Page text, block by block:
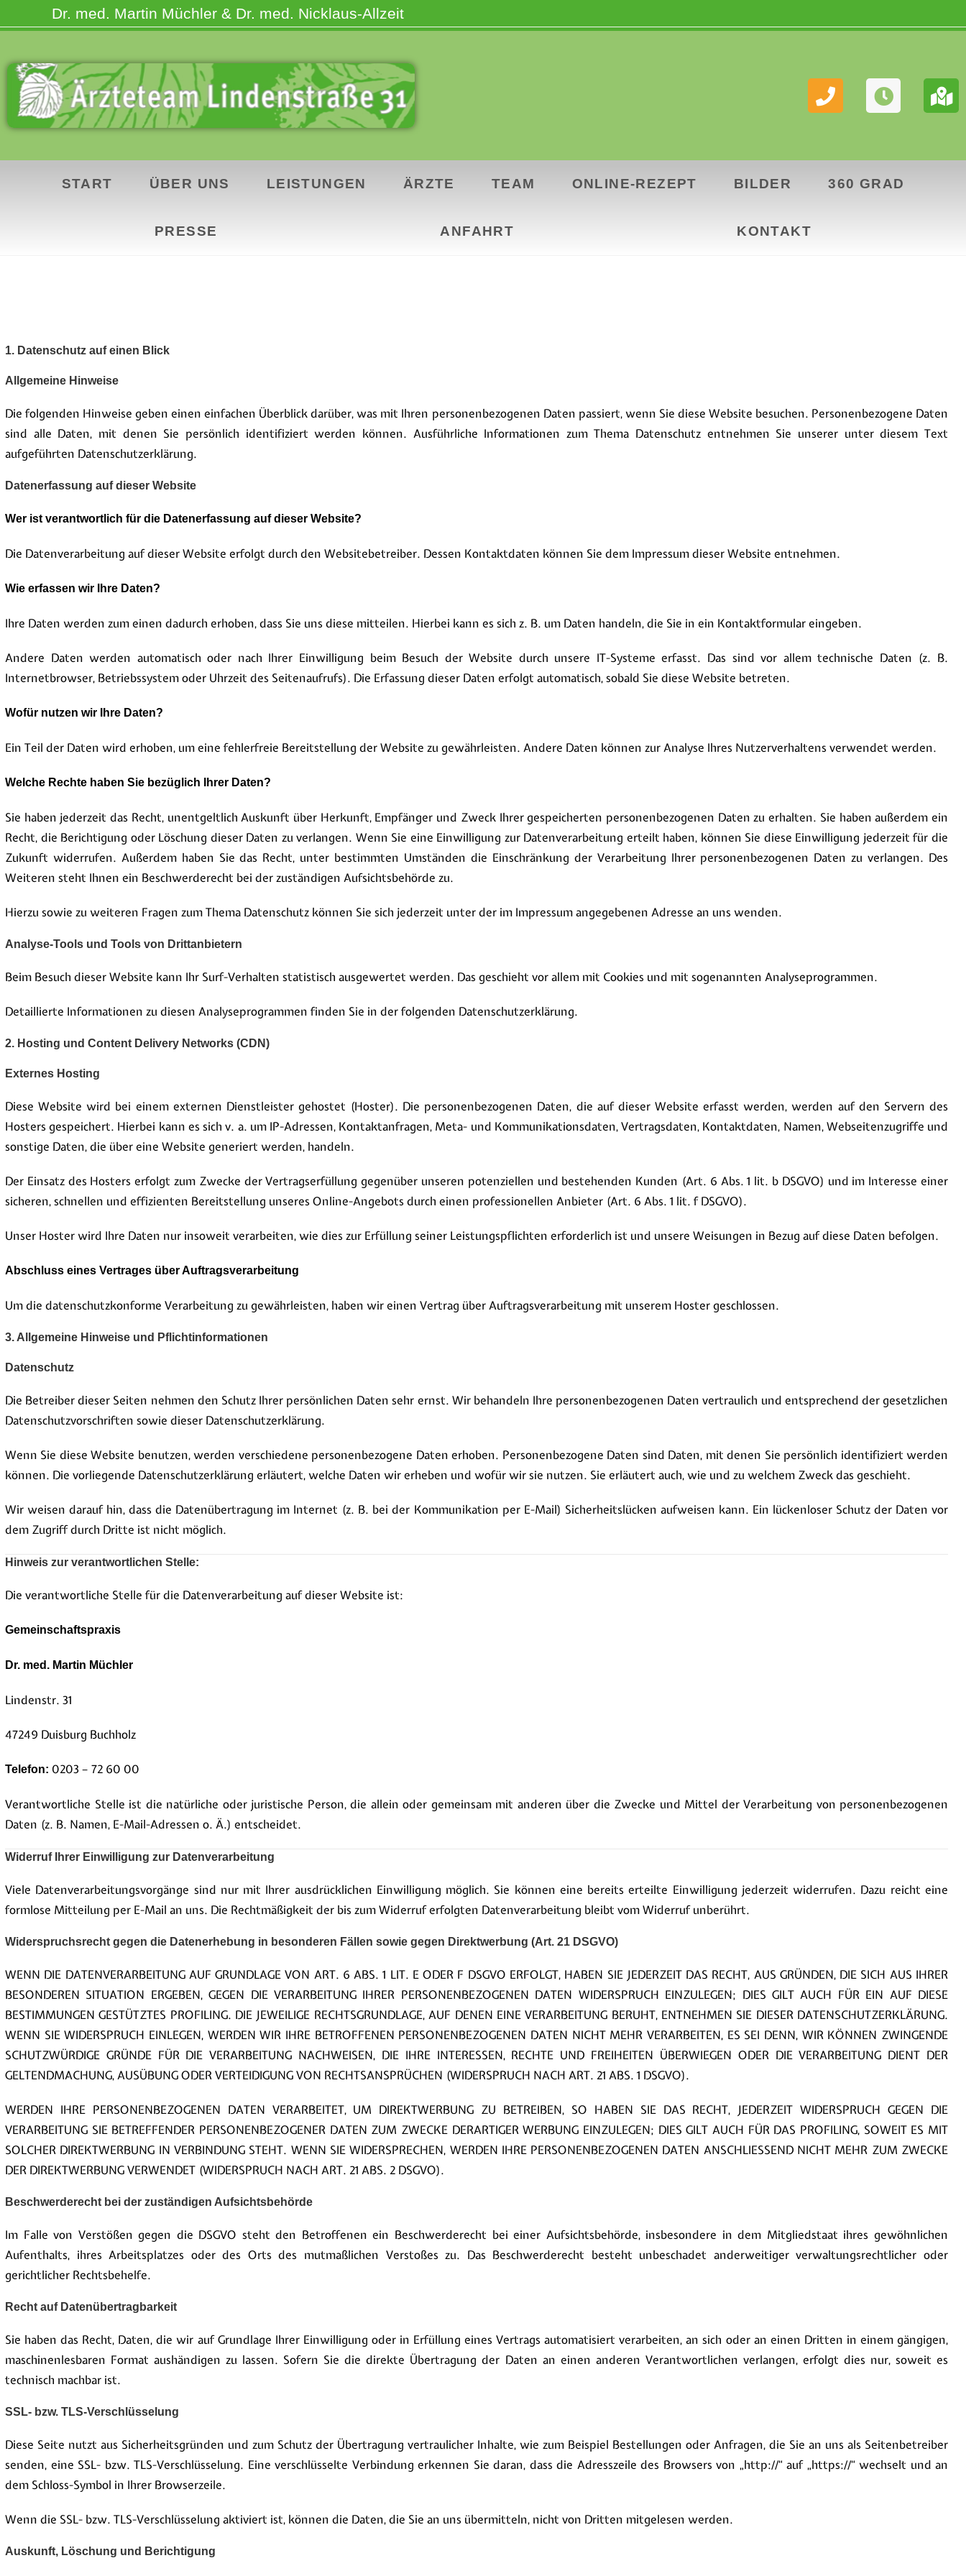
Dr. med. Martin Müchler & Dr. med. Nicklaus-Allzeit
START ÜBER UNS LEISTUNGEN ÄRZTE TEAM ONLINE-REZEPT BILDER 360 GRAD
PRESSE ANFAHRT KONTAKT
1. Datenschutz auf einen Blick
Allgemeine Hinweise
Die folgenden Hinweise geben einen einfachen Überblick darüber, was mit Ihren personenbezogenen Daten passiert, wenn Sie diese Website besuchen. Personenbezogene Daten
sind alle Daten, mit denen Sie persönlich identifiziert werden können. Ausführliche Informationen zum Thema Datenschutz entnehmen Sie unserer unter diesem Text
aufgeführten Datenschutzerklärung.
Datenerfassung auf dieser Website
Wer ist verantwortlich für die Datenerfassung auf dieser Website?
Die Datenverarbeitung auf dieser Website erfolgt durch den Websitebetreiber. Dessen Kontaktdaten können Sie dem Impressum dieser Website entnehmen.
Wie erfassen wir Ihre Daten?
Ihre Daten werden zum einen dadurch erhoben, dass Sie uns diese mitteilen. Hierbei kann es sich z. B. um Daten handeln, die Sie in ein Kontaktformular eingeben.
Andere Daten werden automatisch oder nach Ihrer Einwilligung beim Besuch der Website durch unsere IT-Systeme erfasst. Das sind vor allem technische Daten (z. B.
Internetbrowser, Betriebssystem oder Uhrzeit des Seitenaufrufs). Die Erfassung dieser Daten erfolgt automatisch, sobald Sie diese Website betreten.
Wofür nutzen wir Ihre Daten?
Ein Teil der Daten wird erhoben, um eine fehlerfreie Bereitstellung der Website zu gewährleisten. Andere Daten können zur Analyse Ihres Nutzerverhaltens verwendet werden.
Welche Rechte haben Sie bezüglich Ihrer Daten?
Sie haben jederzeit das Recht, unentgeltlich Auskunft über Herkunft, Empfänger und Zweck Ihrer gespeicherten personenbezogenen Daten zu erhalten. Sie haben außerdem ein
Recht, die Berichtigung oder Löschung dieser Daten zu verlangen. Wenn Sie eine Einwilligung zur Datenverarbeitung erteilt haben, können Sie diese Einwilligung jederzeit für die
Zukunft widerrufen. Außerdem haben Sie das Recht, unter bestimmten Umständen die Einschränkung der Verarbeitung Ihrer personenbezogenen Daten zu verlangen. Des
Weiteren steht Ihnen ein Beschwerderecht bei der zuständigen Aufsichtsbehörde zu.
Hierzu sowie zu weiteren Fragen zum Thema Datenschutz können Sie sich jederzeit unter der im Impressum angegebenen Adresse an uns wenden.
Analyse-Tools und Tools von Drittanbietern
Beim Besuch dieser Website kann Ihr Surf-Verhalten statistisch ausgewertet werden. Das geschieht vor allem mit Cookies und mit sogenannten Analyseprogrammen.
Detaillierte Informationen zu diesen Analyseprogrammen finden Sie in der folgenden Datenschutzerklärung.
2. Hosting und Content Delivery Networks (CDN)
Externes Hosting
Diese Website wird bei einem externen Dienstleister gehostet (Hoster). Die personenbezogenen Daten, die auf dieser Website erfasst werden, werden auf den Servern des
Hosters gespeichert. Hierbei kann es sich v. a. um IP-Adressen, Kontaktanfragen, Meta- und Kommunikationsdaten, Vertragsdaten, Kontaktdaten, Namen, Webseitenzugriffe und
sonstige Daten, die über eine Website generiert werden, handeln.
Der Einsatz des Hosters erfolgt zum Zwecke der Vertragserfüllung gegenüber unseren potenziellen und bestehenden Kunden (Art. 6 Abs. 1 lit. b DSGVO) und im Interesse einer
sicheren, schnellen und effizienten Bereitstellung unseres Online-Angebots durch einen professionellen Anbieter (Art. 6 Abs. 1 lit. f DSGVO).
Unser Hoster wird Ihre Daten nur insoweit verarbeiten, wie dies zur Erfüllung seiner Leistungspflichten erforderlich ist und unsere Weisungen in Bezug auf diese Daten befolgen.
Abschluss eines Vertrages über Auftragsverarbeitung
Um die datenschutzkonforme Verarbeitung zu gewährleisten, haben wir einen Vertrag über Auftragsverarbeitung mit unserem Hoster geschlossen.
3. Allgemeine Hinweise und Pflichtinformationen
Datenschutz
Die Betreiber dieser Seiten nehmen den Schutz Ihrer persönlichen Daten sehr ernst. Wir behandeln Ihre personenbezogenen Daten vertraulich und entsprechend der gesetzlichen
Datenschutzvorschriften sowie dieser Datenschutzerklärung.
Wenn Sie diese Website benutzen, werden verschiedene personenbezogene Daten erhoben. Personenbezogene Daten sind Daten, mit denen Sie persönlich identifiziert werden
können. Die vorliegende Datenschutzerklärung erläutert, welche Daten wir erheben und wofür wir sie nutzen. Sie erläutert auch, wie und zu welchem Zweck das geschieht.
Wir weisen darauf hin, dass die Datenübertragung im Internet (z. B. bei der Kommunikation per E-Mail) Sicherheitslücken aufweisen kann. Ein lückenloser Schutz der Daten vor
dem Zugriff durch Dritte ist nicht möglich.
Hinweis zur verantwortlichen Stelle:
Die verantwortliche Stelle für die Datenverarbeitung auf dieser Website ist:
Gemeinschaftspraxis
Dr. med. Martin Müchler
Lindenstr. 31
47249 Duisburg Buchholz
Telefon: 0203 – 72 60 00
Verantwortliche Stelle ist die natürliche oder juristische Person, die allein oder gemeinsam mit anderen über die Zwecke und Mittel der Verarbeitung von personenbezogenen
Daten (z. B. Namen, E-Mail-Adressen o. Ä.) entscheidet.
Widerruf Ihrer Einwilligung zur Datenverarbeitung
Viele Datenverarbeitungsvorgänge sind nur mit Ihrer ausdrücklichen Einwilligung möglich. Sie können eine bereits erteilte Einwilligung jederzeit widerrufen. Dazu reicht eine
formlose Mitteilung per E-Mail an uns. Die Rechtmäßigkeit der bis zum Widerruf erfolgten Datenverarbeitung bleibt vom Widerruf unberührt.
Widerspruchsrecht gegen die Datenerhebung in besonderen Fällen sowie gegen Direktwerbung (Art. 21 DSGVO)
WENN DIE DATENVERARBEITUNG AUF GRUNDLAGE VON ART. 6 ABS. 1 LIT. E ODER F DSGVO ERFOLGT, HABEN SIE JEDERZEIT DAS RECHT, AUS GRÜNDEN, DIE SICH AUS IHRER
BESONDEREN SITUATION ERGEBEN, GEGEN DIE VERARBEITUNG IHRER PERSONENBEZOGENEN DATEN WIDERSPRUCH EINZULEGEN; DIES GILT AUCH FÜR EIN AUF DIESE
BESTIMMUNGEN GESTÜTZTES PROFILING. DIE JEWEILIGE RECHTSGRUNDLAGE, AUF DENEN EINE VERARBEITUNG BERUHT, ENTNEHMEN SIE DIESER DATENSCHUTZERKLÄRUNG.
WENN SIE WIDERSPRUCH EINLEGEN, WERDEN WIR IHRE BETROFFENEN PERSONENBEZOGENEN DATEN NICHT MEHR VERARBEITEN, ES SEI DENN, WIR KÖNNEN ZWINGENDE
SCHUTZWÜRDIGE GRÜNDE FÜR DIE VERARBEITUNG NACHWEISEN, DIE IHRE INTERESSEN, RECHTE UND FREIHEITEN ÜBERWIEGEN ODER DIE VERARBEITUNG DIENT DER
GELTENDMACHUNG, AUSÜBUNG ODER VERTEIDIGUNG VON RECHTSANSPRÜCHEN (WIDERSPRUCH NACH ART. 21 ABS. 1 DSGVO).
WERDEN IHRE PERSONENBEZOGENEN DATEN VERARBEITET, UM DIREKTWERBUNG ZU BETREIBEN, SO HABEN SIE DAS RECHT, JEDERZEIT WIDERSPRUCH GEGEN DIE
VERARBEITUNG SIE BETREFFENDER PERSONENBEZOGENER DATEN ZUM ZWECKE DERARTIGER WERBUNG EINZULEGEN; DIES GILT AUCH FÜR DAS PROFILING, SOWEIT ES MIT
SOLCHER DIREKTWERBUNG IN VERBINDUNG STEHT. WENN SIE WIDERSPRECHEN, WERDEN IHRE PERSONENBEZOGENEN DATEN ANSCHLIESSEND NICHT MEHR ZUM ZWECKE
DER DIREKTWERBUNG VERWENDET (WIDERSPRUCH NACH ART. 21 ABS. 2 DSGVO).
Beschwerderecht bei der zuständigen Aufsichtsbehörde
Im Falle von Verstößen gegen die DSGVO steht den Betroffenen ein Beschwerderecht bei einer Aufsichtsbehörde, insbesondere in dem Mitgliedstaat ihres gewöhnlichen
Aufenthalts, ihres Arbeitsplatzes oder des Orts des mutmaßlichen Verstoßes zu. Das Beschwerderecht besteht unbeschadet anderweitiger verwaltungsrechtlicher oder
gerichtlicher Rechtsbehelfe.
Recht auf Datenübertragbarkeit
Sie haben das Recht, Daten, die wir auf Grundlage Ihrer Einwilligung oder in Erfüllung eines Vertrags automatisiert verarbeiten, an sich oder an einen Dritten in einem gängigen,
maschinenlesbaren Format aushändigen zu lassen. Sofern Sie die direkte Übertragung der Daten an einen anderen Verantwortlichen verlangen, erfolgt dies nur, soweit es
technisch machbar ist.
SSL- bzw. TLS-Verschlüsselung
Diese Seite nutzt aus Sicherheitsgründen und zum Schutz der Übertragung vertraulicher Inhalte, wie zum Beispiel Bestellungen oder Anfragen, die Sie an uns als Seitenbetreiber
senden, eine SSL- bzw. TLS-Verschlüsselung. Eine verschlüsselte Verbindung erkennen Sie daran, dass die Adresszeile des Browsers von „http://“ auf „https://“ wechselt und an
dem Schloss-Symbol in Ihrer Browserzeile.
Wenn die SSL- bzw. TLS-Verschlüsselung aktiviert ist, können die Daten, die Sie an uns übermitteln, nicht von Dritten mitgelesen werden.
Auskunft, Löschung und Berichtigung